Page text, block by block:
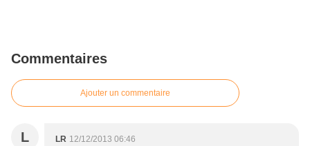
Commentaires
Ajouter un commentaire
L LR 12/12/2013 06:46